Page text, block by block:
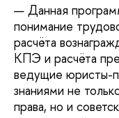
Данная
понимание
расчёта
КПЭ и расчёта
ведущие юристы-
знаниями не
права, но и